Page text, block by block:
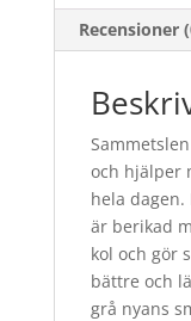
Recensioner
och hjälper
hela dagen.
är berikad
kol och gör
bättre och
grå nyans